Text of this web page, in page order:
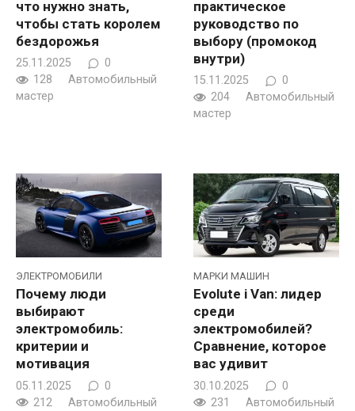
что нужно знать,
чтобы стать королем
бездорожья
25.11.2025
0
128
Автомобильный
мастер
практическое
руководство по
выбору (промокод
внутри)
15.11.2025
0
204
Автомобильный
мастер
ЭЛЕКТРОМОБИЛИ
Почему люди
выбирают
электромобиль:
критерии и
мотивация
05.11.2025
0
212
Автомобильный
МАРКИ МАШИН
Evolute i Van: лидер
среди
электромобилей?
Сравнение, которое
вас удивит
30.10.2025
0
231
Автомобильный